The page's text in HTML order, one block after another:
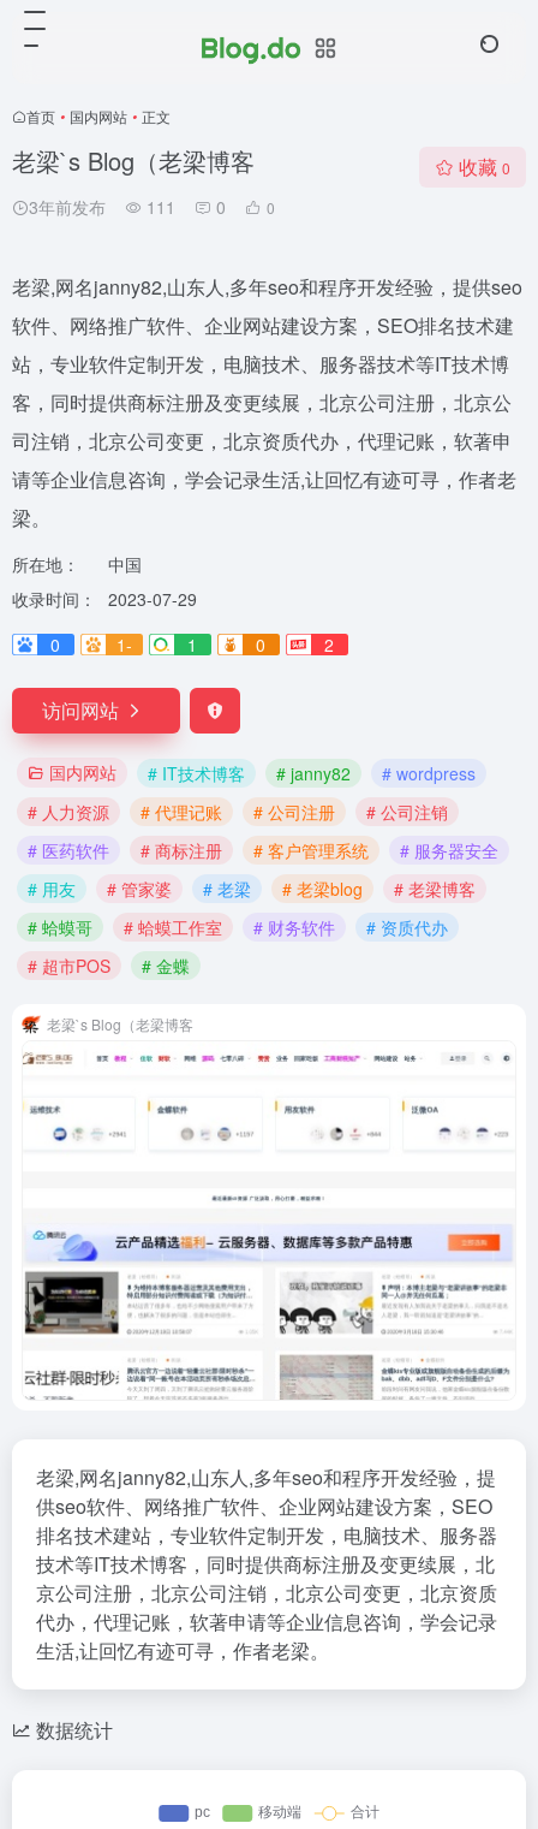
首页 • 国内网站 • 正文
老梁`s Blog（老梁博客
3年前发布 111 0 0
收藏 0
老梁,网名janny82,山东人,多年seo和程序开发经验，提供seo
软件、网络推广软件、企业网站建设方案，SEO排名技术建
站，专业软件定制开发，电脑技术、服务器技术等IT技术博
客，同时提供商标注册及变更续展，北京公司注册，北京公
司注销，北京公司变更，北京资质代办，代理记账，软著申
请等企业信息咨询，学会记录生活,让回忆有迹可寻，作者老
梁。
所在地：
中国
收录时间：
2023-07-29
0
1- 1 0 2
访问网站
国内网站 # IT技术博客 # janny82
# wordpress
# 人力资源
# 代理记账 # 公司注册
# 公司注销
# 医药软件
# 商标注册 # 客户管理系统
# 服务器安全
# 用友
# 管家婆 # 老梁 # 老梁blog
# 老梁博客
# 蛤蟆哥
# 蛤蟆工作室 # 财务软件
# 资质代办
# 超市POS
# 金蝶
老梁`s Blog（老梁博客
老梁,网名janny82,山东人,多年seo和程序开发经验，提
供seo软件、网络推广软件、企业网站建设方案，SEO
排名技术建站，专业软件定制开发，电脑技术、服务器
技术等IT技术博客，同时提供商标注册及变更续展，北
京公司注册，北京公司注销，北京公司变更，北京资质
代办，代理记账，软著申请等企业信息咨询，学会记录
生活,让回忆有迹可寻，作者老梁。
数据统计